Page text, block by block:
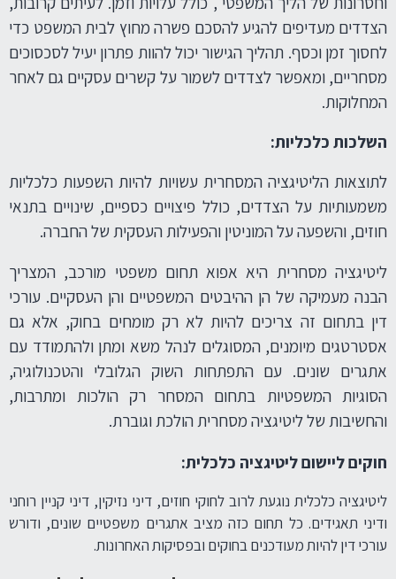
הצדדים מעדיפים להגיע להסכם פשרה מחוץ לבית המשפט כדי
לחסוך זמן וכסף. תהליך הגישור יכול להוות פתרון יעיל לסכסוכים
מסחריים, ומאפשר לצדדים לשמור על קשרים עסקיים גם לאחר
המחלוקות.
השלכות כלכליות:
לתוצאות הליטיגציה המסחרית עשויות להיות השפעות כלכליות
משמעותיות על הצדדים, כולל פיצויים כספיים, שינויים בתנאי
חוזים, והשפעה על המוניטין והפעילות העסקית של החברה.
ליטיגציה מסחרית היא אפוא תחום משפטי מורכב, המצריך
הבנה מעמיקה של הן ההיבטים המשפטיים והן העסקיים. עורכי
דין בתחום זה צריכים להיות לא רק מומחים בחוק, אלא גם
אסטרטגים מיומנים, המסוגלים לנהל משא ומתן ולהתמודד עם
אתגרים שונים. עם התפתחות השוק הגלובלי והטכנולוגיה,
הסוגיות המשפטיות בתחום המסחר רק הולכות ומתרבות,
והחשיבות של ליטיגציה מסחרית הולכת וגוברת.
חוקים ליישום ליטיגציה כלכלית:
ליטיגציה כלכלית נוגעת לרוב לחוקי חוזים, דיני נזיקין, דיני קניין רוחני
ודיני תאגידים. כל תחום כזה מציב אתגרים משפטיים שונים, ודורש
עורכי דין להיות מעודכנים בחוקים ובפסיקות האחרונות.